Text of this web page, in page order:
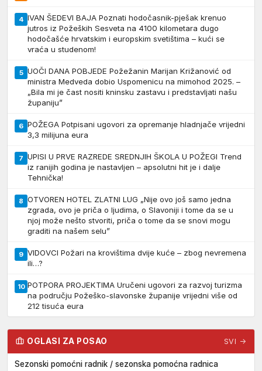
4 IVAN ŠEDEVI BAJA Poznati hodočasnik-pješak krenuo
jutros iz Požeških Sesveta na 4100 kilometara dugo
hodočašće hrvatskim i europskim svetištima – kući se
vraća u studenom!
5 UOČI DANA POBJEDE Požežanin Marijan Križanović od
ministra Medveda dobio Uspomenicu na mimohod 2025. –
„Bila mi je čast nositi kninsku zastavu i predstavljati našu
županiju”
6 POŽEGA Potpisani ugovori za opremanje hladnjače vrijedni
3,3 milijuna eura
7 UPISI U PRVE RAZREDE SREDNJIH ŠKOLA U POŽEGI Trend
iz ranijih godina je nastavljen – apsolutni hit je i dalje
Tehnička!
8 OTVOREN HOTEL ZLATNI LUG „Nije ovo još samo jedna
zgrada, ovo je priča o ljudima, o Slavoniji i tome da se u
njoj može nešto stvoriti, priča o tome da se snovi mogu
graditi na našem selu”
9 VIDOVCI Požari na krovištima dvije kuće – zbog nevremena
ili…?
10 POTPORA PROJEKTIMA Uručeni ugovori za razvoj turizma
na području Požeško-slavonske županije vrijedni više od
212 tisuća eura
OGLASI ZA POSAO SVI →
Sezonski pomoćni radnik / sezonska pomoćna radnica